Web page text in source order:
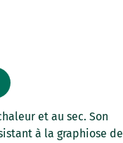
et au sec. Son
à la graphiose de